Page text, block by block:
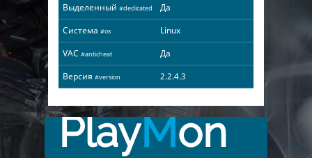
Выделенный #dedicated
Да
Система #os
Linux
VAC #anticheat
Да
Версия #version 2.2.4.3
PlayMon